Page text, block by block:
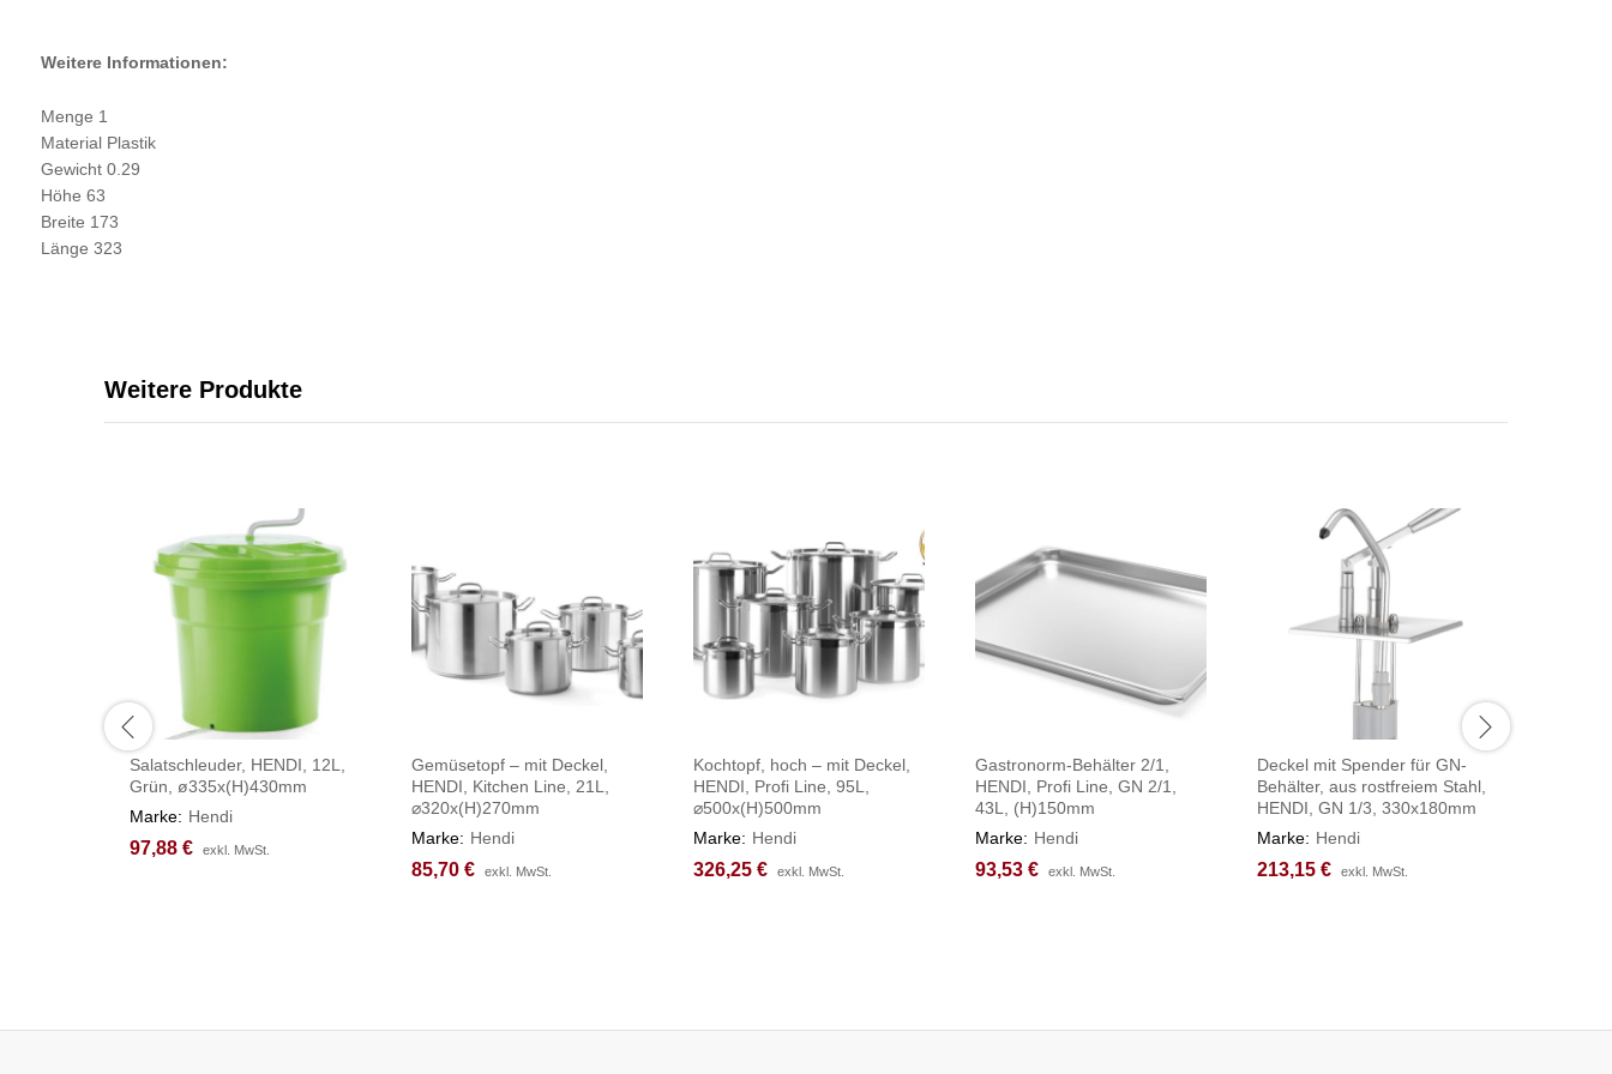
Weitere Informationen:
Menge 1
Material Plastik
Gewicht 0.29
Höhe 63
Breite 173
Länge 323
Weitere Produkte
Salatschleuder, HENDI, 12L,
Grün, ø335x(H)430mm
Marke: Hendi
97,88 € exkl. MwSt.
97,88 € exkl. MwSt.
Gemüsetopf – mit Deckel,
HENDI, Kitchen Line, 21L,
⌀320x(H)270mm
Marke: Hendi
85,70 € exkl. MwSt.
85,70 € exkl. MwSt.
Kochtopf, hoch – mit Deckel,
HENDI, Profi Line, 95L,
⌀500x(H)500mm
Marke: Hendi
326,25 € exkl. MwSt.
326,25 € exkl. MwSt.
Gastronorm-Behälter 2/1,
HENDI, Profi Line, GN 2/1,
43L, (H)150mm
Marke: Hendi
93,53 € exkl. MwSt.
93,53 € exkl. MwSt.
Deckel mit Spender für GN-
Behälter, aus rostfreiem Stahl,
HENDI, GN 1/3, 330x180mm
Marke: Hendi
213,15 € exkl. MwSt.
213,15 € exkl. MwSt.